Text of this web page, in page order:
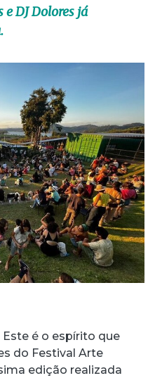
DJ Dolores já
Este é o espírito que
do Festival Arte
edição realizada